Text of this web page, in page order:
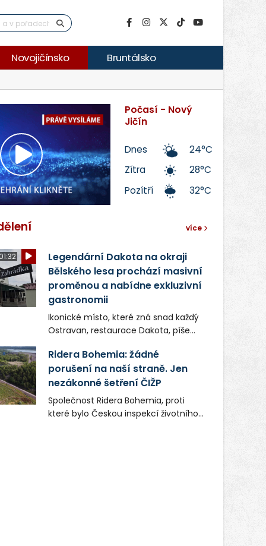
Novojičínsko Bruntálsko
Přehrát
video
Počasí - Nový
Jičín
Dnes
24°C
Zítra
28°C
Pozítří
32°C
více
Legendární Dakota na okraji
Bělského lesa prochází masivní
proměnou a nabídne exkluzivní
gastronomii
Ikonické místo, které zná snad každý
Ostravan, restaurace Dakota, píše
společnost Dang Investment Group
s.r.o. investuje do projektu přes 50
milionů korun. Cílem je přinést
Ostravě dva špičkové gastronomické
koncepty, které v regionu dosud
chyběly, luxusní středomořskou
Ridera Bohemia: žádné
porušení na naší straně. Jen
nezákonné šetření ČIŽP
Společnost Ridera Bohemia, proti
které bylo Českou inspekcí životního